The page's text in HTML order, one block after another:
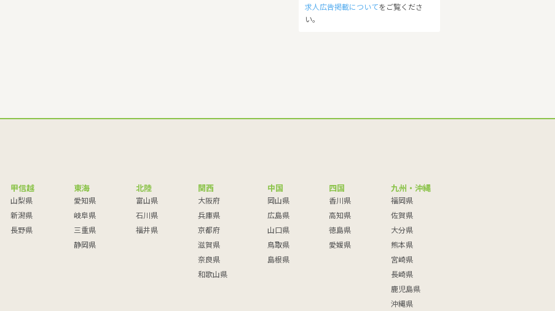
求人広告掲載についてをご覧くださ
い。
甲信越
山梨県
新潟県
長野県
東海
愛知県
岐阜県
三重県
静岡県
北陸
富山県
石川県
福井県
関西
大阪府
兵庫県
京都府
滋賀県
奈良県
和歌山県
中国
岡山県
広島県
山口県
鳥取県
島根県
四国
香川県
高知県
徳島県
愛媛県
九州・沖縄
福岡県
佐賀県
大分県
熊本県
宮崎県
長崎県
鹿児島県
沖縄県